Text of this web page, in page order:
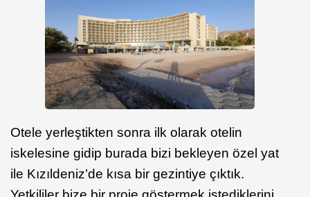
Otele yerleştikten sonra ilk olarak otelin
iskelesine gidip burada bizi bekleyen özel yat
ile Kızıldeniz’de kısa bir gezintiye çıktık.